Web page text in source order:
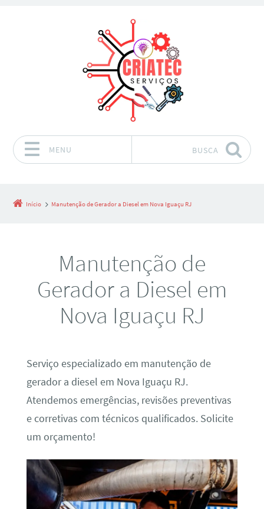
MENU BUSCA
Início Manutenção de Gerador a Diesel em Nova Iguaçu RJ
Manutenção de
Gerador a Diesel em
Nova Iguaçu RJ
Serviço especializado em manutenção de
gerador a diesel em Nova Iguaçu RJ.
Atendemos emergências, revisões preventivas
e corretivas com técnicos qualificados. Solicite
um orçamento!